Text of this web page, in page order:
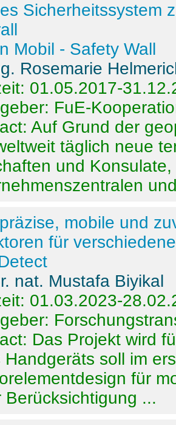
Sicherheitssystem
Mobil - Safety Wall
Rosemarie
01.05.2017-
FuE-
Auf Grund der
täglich neue
und
mobile und
für
nat. Mustafa Biyikal
01.03.2023-
Das Projekt wird
Handgeräts soll im
für
Berücksichtigung ...